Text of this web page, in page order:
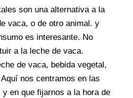
son una alternativa a la
vaca, o de otro animal. y
es interesante. No
a la leche de vaca.
de vaca, bebida vegetal,
nos centramos en las
y en que fijarnos a la hora de